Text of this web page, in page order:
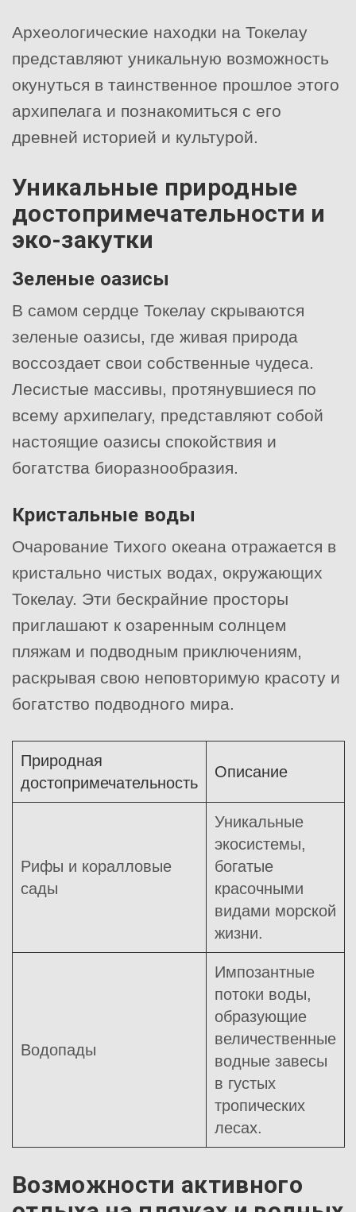
Археологические находки на Токелау
представляют уникальную возможность
окунуться в таинственное прошлое этого
архипелага и познакомиться с его
древней историей и культурой.
Уникальные природные
достопримечательности и
эко-закутки
Зеленые оазисы
В самом сердце Токелау скрываются
зеленые оазисы, где живая природа
воссоздает свои собственные чудеса.
Лесистые массивы, протянувшиеся по
всему архипелагу, представляют собой
настоящие оазисы спокойствия и
богатства биоразнообразия.
Кристальные воды
Очарование Тихого океана отражается в
кристально чистых водах, окружающих
Токелау. Эти бескрайние просторы
приглашают к озаренным солнцем
пляжам и подводным приключениям,
раскрывая свою неповторимую красоту и
богатство подводного мира.
Природная
достопримечательность
Описание
Рифы и коралловые
сады
Уникальные
экосистемы,
богатые
красочными
видами морской
жизни.
Водопады
Импозантные
потоки воды,
образующие
величественные
водные завесы
в густых
тропических
лесах.
Возможности активного